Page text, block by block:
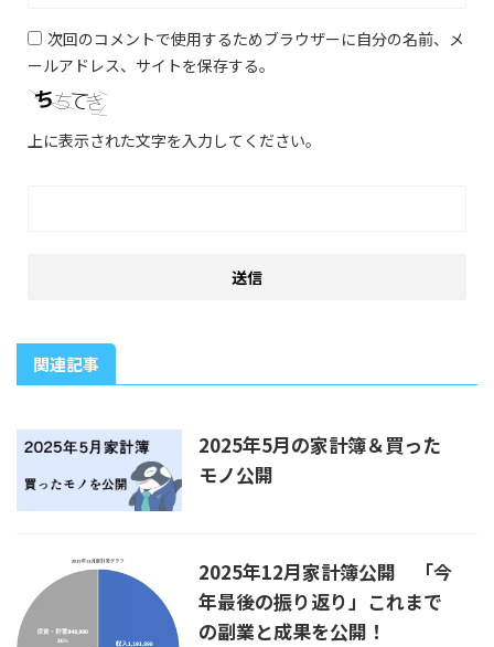
次回のコメントで使用するためブラウザーに自分の名前、メ
ールアドレス、サイトを保存する。
上に表示された文字を入力してください。
関連記事
2025年5月の家計簿＆買った
モノ公開
2025年12月家計簿公開 「今
年最後の振り返り」これまで
の副業と成果を公開！